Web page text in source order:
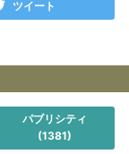
ツイート
パブリシティ
(1381)